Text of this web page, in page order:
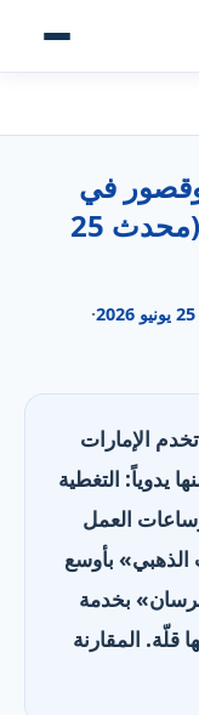
في
الإمارات: مقارنة 11 شركة (محدث 25
25 يونيو 2026
·
تخدم الإمارات
يدوياً: التغطية
العمل
بأوسع
الفرسان» بخدمة
قلّة. المقارنة